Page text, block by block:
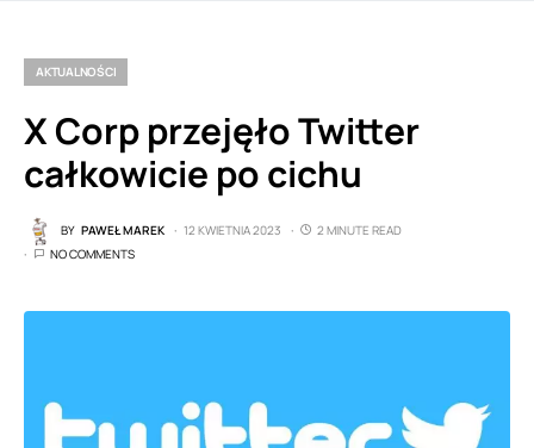
AKTUALNOŚCI
X Corp przejęło Twitter
całkowicie po cichu
BY PAWEŁ MAREK 12 KWIETNIA 2023
2 MINUTE READ
NO COMMENTS